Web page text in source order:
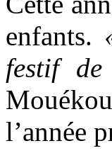
enfants.
festif de
l’année